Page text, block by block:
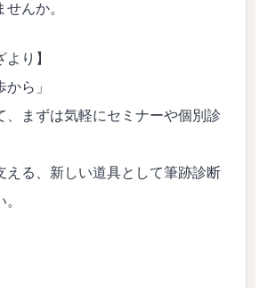
んか。
より】
から」
、まずは気軽にセミナーや個別診
える、新しい道具として筆跡診断